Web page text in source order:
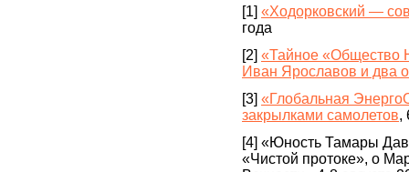
[1] «Ходорковский —
года
[2] «Тайное «Общество
Иван Ярославов и два
[3] «Глобальная
закрылками самолетов,
[4] «Юность Тамары
«Чистой протоке», о